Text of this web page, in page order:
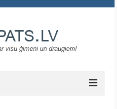
visu ģimeni un draugiem!